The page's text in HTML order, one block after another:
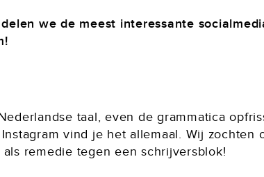
delen we de meest interessante
taal, even de grammatica
vind je het allemaal. Wij zochten
remedie tegen een schrijversblok!